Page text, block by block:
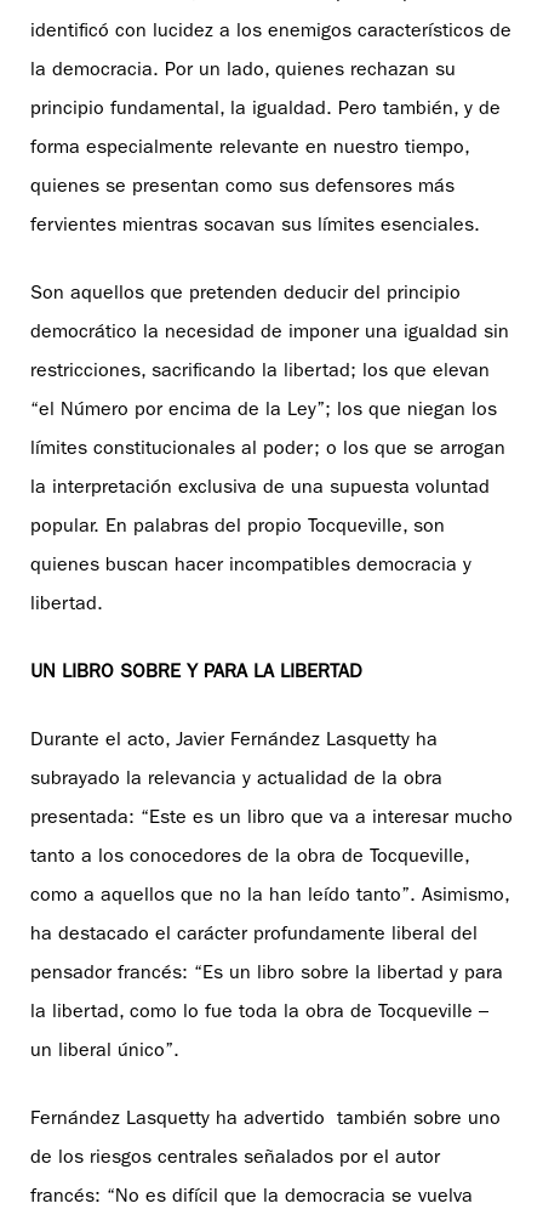
identificó con lucidez a los enemigos característicos de
la democracia. Por un lado, quienes rechazan su
principio fundamental, la igualdad. Pero también, y de
forma especialmente relevante en nuestro tiempo,
quienes se presentan como sus defensores más
fervientes mientras socavan sus límites esenciales.
Son aquellos que pretenden deducir del principio
democrático la necesidad de imponer una igualdad sin
restricciones, sacrificando la libertad; los que elevan
“el Número por encima de la Ley”; los que niegan los
límites constitucionales al poder; o los que se arrogan
la interpretación exclusiva de una supuesta voluntad
popular. En palabras del propio Tocqueville, son
quienes buscan hacer incompatibles democracia y
libertad.
UN LIBRO SOBRE Y PARA LA LIBERTAD
Durante el acto, Javier Fernández Lasquetty ha
subrayado la relevancia y actualidad de la obra
presentada: “Este es un libro que va a interesar mucho
tanto a los conocedores de la obra de Tocqueville,
como a aquellos que no la han leído tanto”. Asimismo,
ha destacado el carácter profundamente liberal del
pensador francés: “Es un libro sobre la libertad y para
la libertad, como lo fue toda la obra de Tocqueville –
un liberal único”.
Fernández Lasquetty ha advertido también sobre uno
de los riesgos centrales señalados por el autor
francés: “No es difícil que la democracia se vuelva